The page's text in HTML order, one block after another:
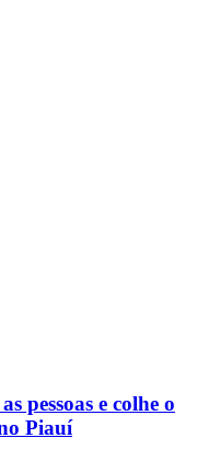
pessoas e colhe o
Piauí